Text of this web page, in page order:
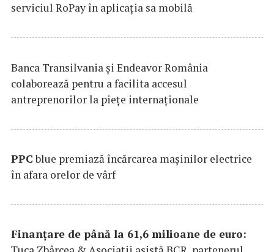
serviciul RoPay în aplicaţia sa mobilă
Banca Transilvania şi Endeavor România
colaborează pentru a facilita accesul
antreprenorilor la pieţe internaţionale
PPCblue premiază încărcarea maşinilor electrice
în afara orelor de vârf
Finanțare de până la 61,6 milioane de euro: